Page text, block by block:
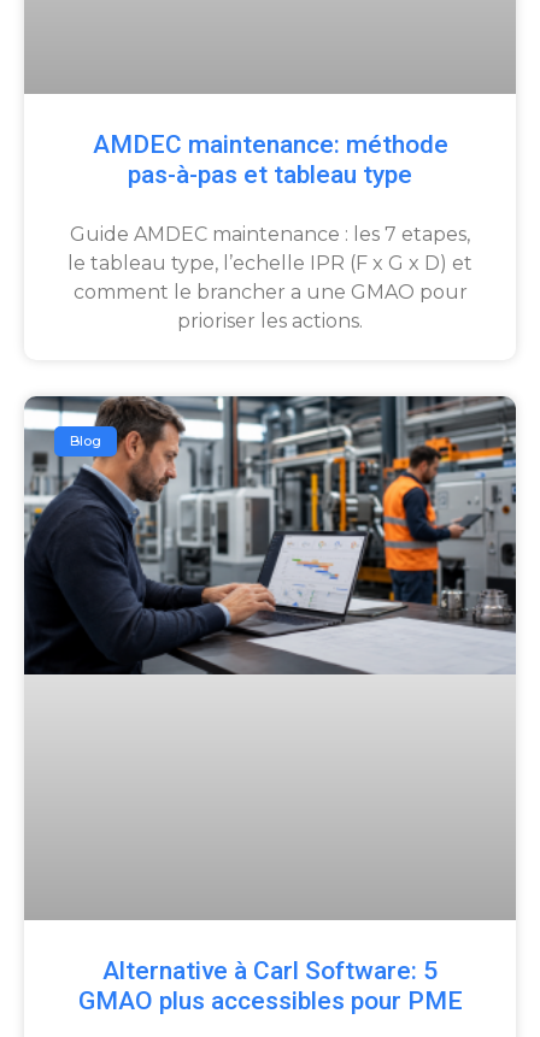
AMDEC maintenance: méthode
pas-à-pas et tableau type
Guide AMDEC maintenance : les 7 etapes,
le tableau type, l’echelle IPR (F x G x D) et
comment le brancher a une GMAO pour
prioriser les actions.
Blog
Alternative à Carl Software: 5
GMAO plus accessibles pour PME